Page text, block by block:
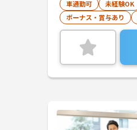
車通勤可 未経験OK
ボーナス・賞与あり